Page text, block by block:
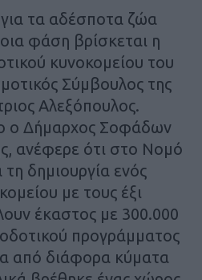
τα αδέσποτα ζώα
φάση βρίσκεται η
κυνοκομείου του
Σύμβουλος της
Αλεξόπουλος.
ο Δήμαρχος Σοφάδων
ανέφερε ότι στο Νομό
δημιουργία ενός
με τους έξι
έκαστος με 300.000
προγράμματος
από διάφορα κύματα